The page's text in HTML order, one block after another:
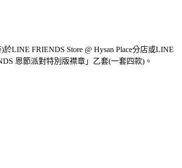
LINE FRIENDS Store @ Hysan Place分店或LINE
恩節派對特別版襟章」乙套(一套四款)。